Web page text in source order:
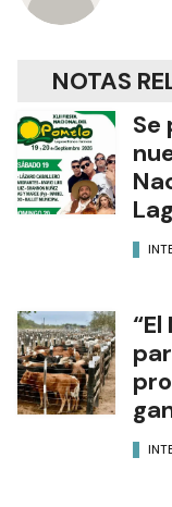
NOTAS
Se